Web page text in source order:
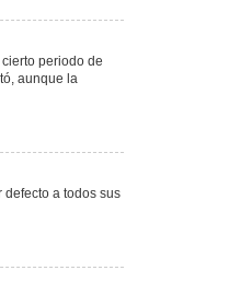
periodo de
aunque la
a todos sus